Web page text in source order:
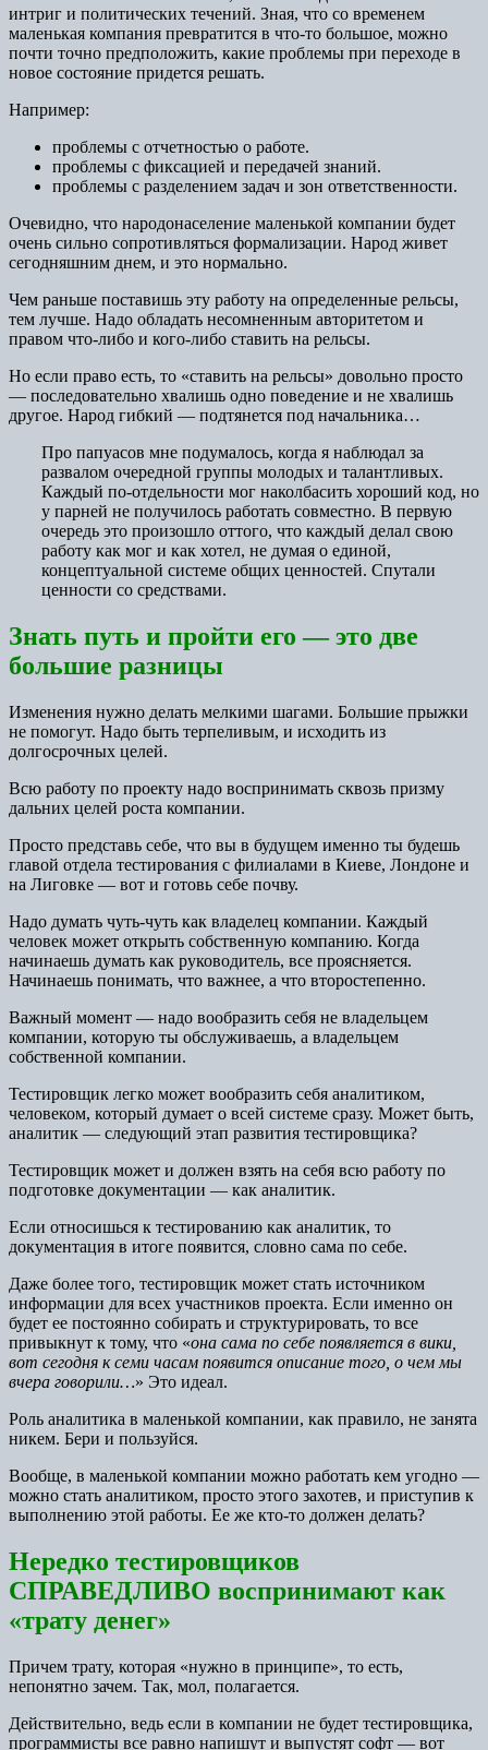
интриг и политических течений. Зная, что со временем
маленькая компания превратится в что-то большое, можно
почти точно предположить, какие проблемы при переходе в
новое состояние придется решать.
Например:
проблемы с отчетностью о работе.
проблемы с фиксацией и передачей знаний.
проблемы с разделением задач и зон ответственности.
Очевидно, что народонаселение маленькой компании будет
очень сильно сопротивляться формализации. Народ живет
сегодняшним днем, и это нормально.
Чем раньше поставишь эту работу на определенные рельсы,
тем лучше. Надо обладать несомненным авторитетом и
правом что-либо и кого-либо ставить на рельсы.
Но если право есть, то «ставить на рельсы» довольно просто
— последовательно хвалишь одно поведение и не хвалишь
другое. Народ гибкий — подтянется под начальника…
Про папуасов мне подумалось, когда я наблюдал за
развалом очередной группы молодых и талантливых.
Каждый по-отдельности мог наколбасить хороший код, но
у парней не получилось работать совместно. В первую
очередь это произошло оттого, что каждый делал свою
работу как мог и как хотел, не думая о единой,
концептуальной системе общих ценностей. Спутали
ценности со средствами.
Знать путь и пройти его — это две
большие разницы
Изменения нужно делать мелкими шагами. Большие прыжки
не помогут. Надо быть терпеливым, и исходить из
долгосрочных целей.
Всю работу по проекту надо воспринимать сквозь призму
дальних целей роста компании.
Просто представь себе, что вы в будущем именно ты будешь
главой отдела тестирования с филиалами в Киеве, Лондоне и
на Лиговке — вот и готовь себе почву.
Надо думать чуть-чуть как владелец компании. Каждый
человек может открыть собственную компанию. Когда
начинаешь думать как руководитель, все проясняется.
Начинаешь понимать, что важнее, а что второстепенно.
Важный момент — надо вообразить себя не владельцем
компании, которую ты обслуживаешь, а владельцем
собственной компании.
Тестировщик легко может вообразить себя аналитиком,
человеком, который думает о всей системе сразу. Может быть,
аналитик — следующий этап развития тестировщика?
Тестировщик может и должен взять на себя всю работу по
подготовке документации — как аналитик.
Если относишься к тестированию как аналитик, то
документация в итоге появится, словно сама по себе.
Даже более того, тестировщик может стать источником
информации для всех участников проекта. Если именно он
будет ее постоянно собирать и структурировать, то все
привыкнут к тому, что «она сама по себе появляется в вики,
вот сегодня к семи часам появится описание того, о чем мы
вчера говорили…» Это идеал.
Роль аналитика в маленькой компании, как правило, не занята
никем. Бери и пользуйся.
Вообще, в маленькой компании можно работать кем угодно —
можно стать аналитиком, просто этого захотев, и приступив к
выполнению этой работы. Ее же кто-то должен делать?
Нередко тестировщиков
СПРАВЕДЛИВО воспринимают как
«трату денег»
Причем трату, которая «нужно в принципе», то есть,
непонятно зачем. Так, мол, полагается.
Действительно, ведь если в компании не будет тестировщика,
программисты все равно напишут и выпустят софт — вот